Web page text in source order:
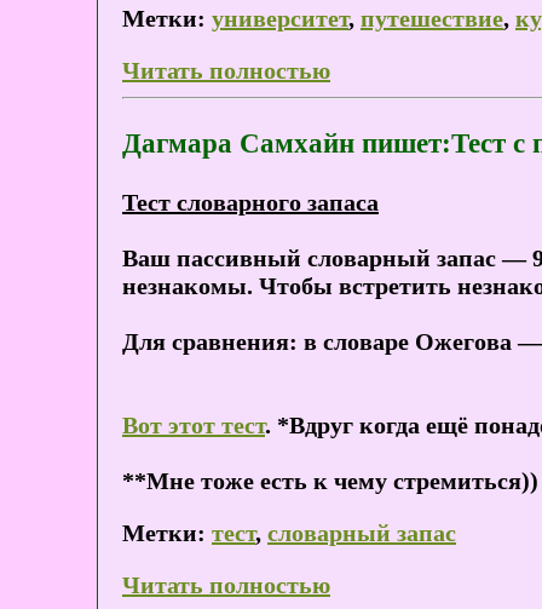
Метки: университет, путешествие,
Читать полностью
Дагмара Самхайн пишет:Тест с
Тест словарного запаса
Ваш пассивный словарный запас —
незнакомы. Чтобы встретить
Для сравнения: в словаре Ожегова
Вот этот тест. *Вдруг когда ещё
**Мне тоже есть к чему стремиться))
Метки: тест, словарный запас
Читать полностью